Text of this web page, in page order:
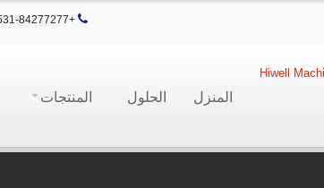
+86-531-84277277,+86-17805318937,+86-13905315168
المنزل الحلول المنتجات